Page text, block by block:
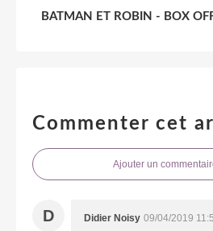
BATMAN ET ROBIN - BOX
Commenter cet
Ajouter un
D Didier Noisy 09/04/2019